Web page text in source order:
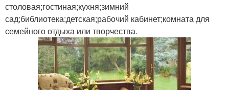
столовая;гостиная;кухня;зимний
сад;библиотека;детская;рабочий кабинет;комната для
семейного отдыха или творчества.